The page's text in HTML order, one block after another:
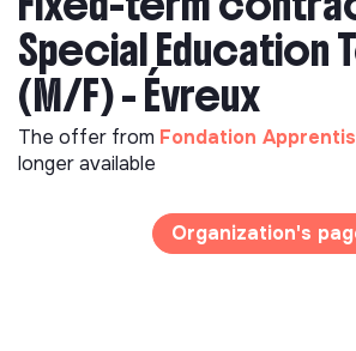
Special Education
(M/F) - Évreux
The offer from Fondation
longer available
Organization's